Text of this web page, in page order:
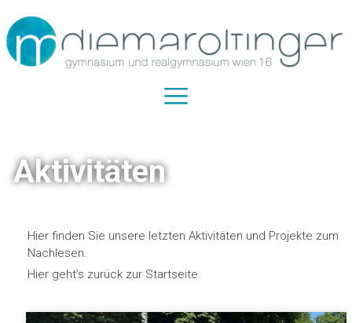
Aktivitäten
Hier finden Sie unsere letzten Aktivitäten und Projekte zum
Nachlesen.
Hier geht’s zurück zur Startseite.